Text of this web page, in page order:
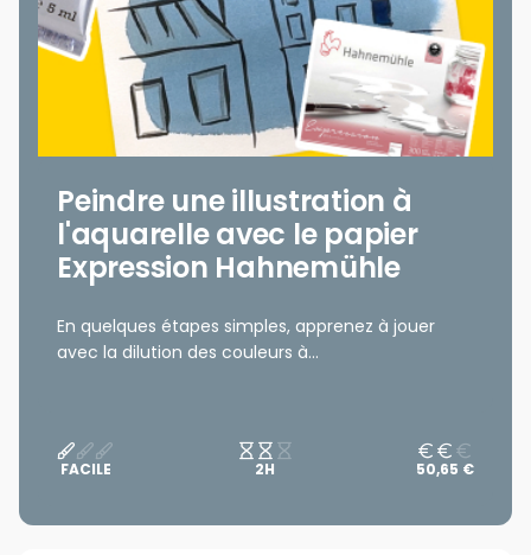
Peindre une illustration à
l'aquarelle avec le papier
Expression Hahnemühle
En quelques étapes simples, apprenez à jouer
avec la dilution des couleurs à...
FACILE 2H 50,65 €